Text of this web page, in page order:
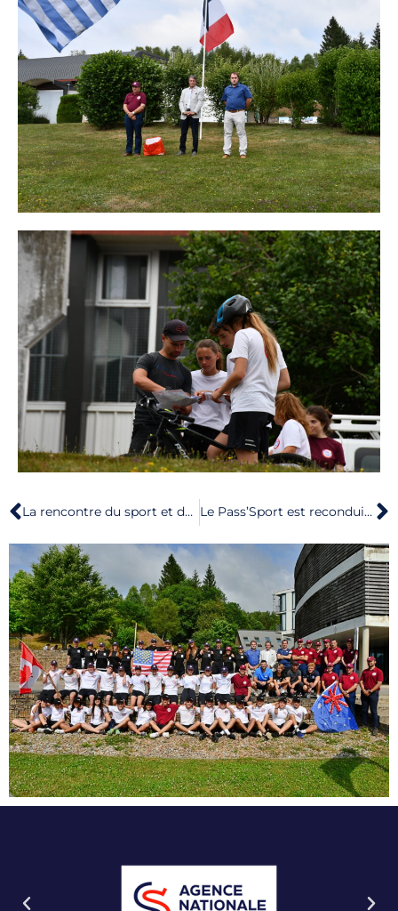
La rencontre du sport et du social! Le Pass’Sport est reconduit pour la saison sportive 2022-2023 !